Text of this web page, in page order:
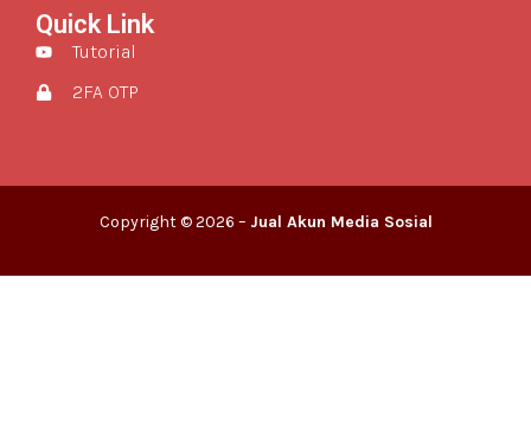
Quick Link
Tutorial
2FA OTP
Copyright © 2026 – Jual Akun Media Sosial